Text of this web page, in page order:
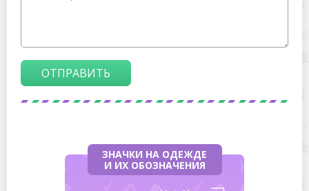
ОТПРАВИТЬ
ЗНАЧКИ НА ОДЕЖДЕ
И ИХ ОБОЗНАЧЕНИЯ